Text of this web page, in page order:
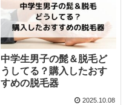
中学生男子の髭＆脱毛ど
うしてる？購入したおす
すめの脱毛器
2025.10.08